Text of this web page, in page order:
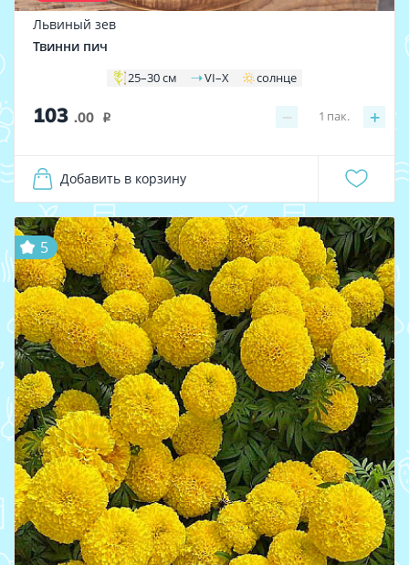
Львиный зев
Твинни пич
25–30 см VI–X солнце
103 .00 i − +
1 пак.
Добавить в корзину
5